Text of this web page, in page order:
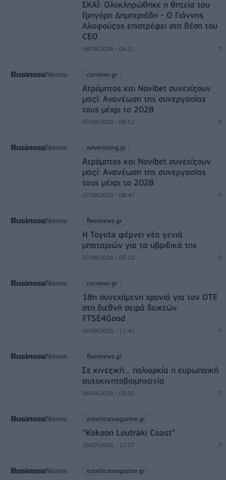
ΣΚΑΪ: Ολοκληρώθηκε η θητεία του
Γρηγόρη Δημητριάδη - Ο Γιάννης
Αλαφούζος επιστρέφει στη θέση του
CEO
08/08/2026 - 06:51
csrnews.gr
Ατρόμητος και Novibet συνεχίζουν
μαζί: Ανανέωση της συνεργασίας
τους μέχρι το 2028
07/08/2026 - 08:52
advertising.gr
Ατρόμητος και Novibet συνεχίζουν
μαζί: Ανανέωση της συνεργασίας
τους μέχρι το 2028
07/08/2026 - 08:47
fleetnews.gr
Η Toyota φέρνει νέα γενιά
μπαταριών για τα υβριδικά της
07/08/2026 - 05:22
csrnews.gr
18η συνεχόμενη χρονιά για τον ΟΤΕ
στη διεθνή σειρά δεικτών
FTSE4Good
06/08/2026 - 11:42
fleetnews.gr
Σε κινεζική… πολιορκία η ευρωπαϊκή
αυτοκινητοβιομηχανία
06/08/2026 - 05:00
esteticamagazine.gr
“Kokoon Loutraki Coast”
28/07/2026 - 12:07
esteticamagazine.gr